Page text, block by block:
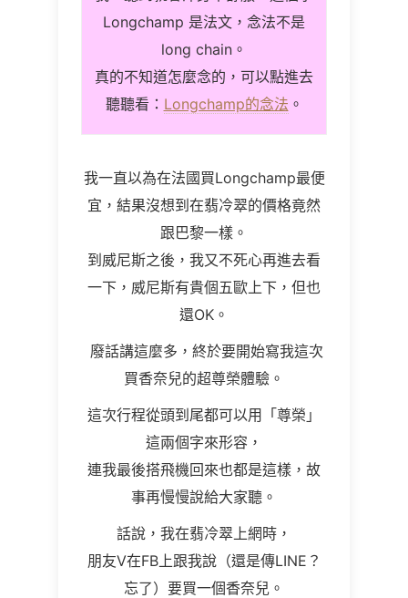
Longchamp 是法文，念法不是
long chain。
真的不知道怎麼念的，可以點進去
聽聽看： Longchamp的念法 。
我一直以為在法國買Longchamp最便
宜，結果沒想到在翡冷翠的價格竟然
跟巴黎一樣。
到威尼斯之後，我又不死心再進去看
一下，威尼斯有貴個五歐上下，但也
還OK。
廢話講這麼多，終於要開始寫我這次
買香奈兒的超尊榮體驗。
這次行程從頭到尾都可以用「尊榮」
這兩個字來形容，
連我最後搭飛機回來也都是這樣，故
事再慢慢說給大家聽。
話說，我在翡冷翠上網時，
朋友V在FB上跟我說（還是傳LINE？
忘了）要買一個香奈兒。